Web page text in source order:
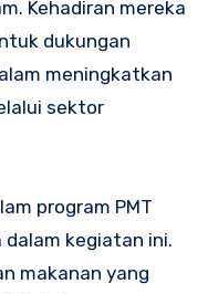
Kehadiran mereka
dukungan
meningkatkan
sektor
program PMT
kegiatan ini.
makanan yang